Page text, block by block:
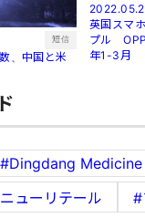
短信
、中国と米
英国スマ
プル
年1-3月
#Dingdang
ューリテール
#